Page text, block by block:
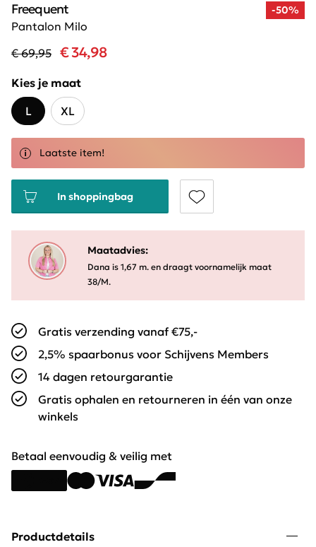
-50%
Pantalon Milo
Freequent
€ 69,95 € 34,98
Kies je maat
L
XL
Laatste item!
In shoppingbag
Maatadvies:
Dana is 1,67 m. en draagt voornamelijk maat
38/M.
Gratis verzending vanaf €75,-
2,5% spaarbonus voor Schijvens Members
14 dagen retourgarantie
Gratis ophalen en retourneren in één van onze
winkels
Betaal eenvoudig & veilig met
Productdetails